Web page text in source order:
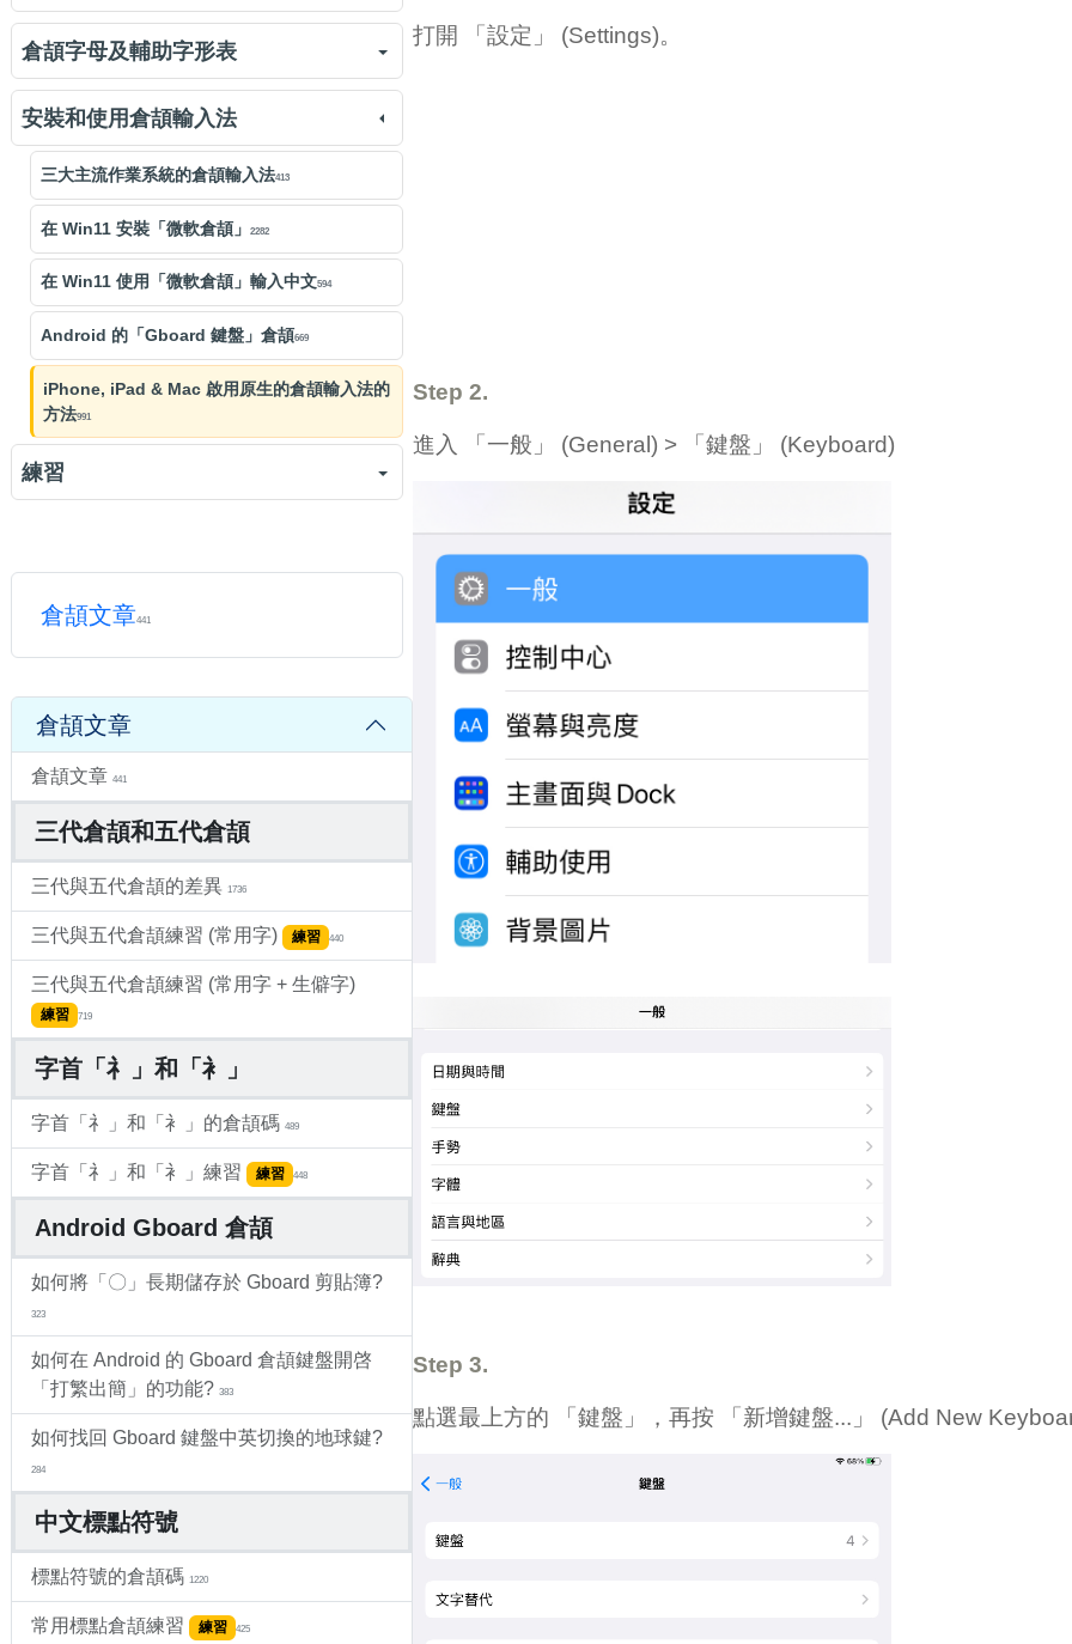
倉頡字母及輔助字形練習 練習 6991
容易錯的字首練習 練習 953
特殊字練習 練習
結語374
倉頡字母及輔助字形表
下載倉頡字母及輔助字形表
安裝和使用倉頡輸入法
三大主流作業系統的倉頡輸入法413
在 Win11 安裝「微軟倉頡」 2282
在 Win11 使用「微軟倉頡」輸入中文594
Android 的「Gboard 鍵盤」倉頡669
iPhone, iPad & Mac 啟用原生的倉頡輸入法的
方法991
練習
倉頡文章441
倉頡文章
倉頡文章 441
三代倉頡和五代倉頡
三代與五代倉頡的差異 1736
三代與五代倉頡練習 (常用字) 練習 440
三代與五代倉頡練習 (常用字 + 生僻字)
練習 719
字首「礻」和「衤」
字首「礻」和「衤」的倉頡碼 489
字首「礻」和「衤」練習 練習 448
Android Gboard 倉頡
如何將「〇」長期儲存於 Gboard 剪貼簿?
323
如何在 Android 的 Gboard 倉頡鍵盤開啓
「打繁出簡」的功能? 383
如何找回 Gboard 鍵盤中英切換的地球鍵?
284
中文標點符號
標點符號的倉頡碼 1220
常用標點倉頡練習 練習 425
打開 「設定」 (Settings)。
Step 2.
進入 「一般」 (General) > 「鍵盤」 (Keyboard)
Step 3.
點選最上方的 「鍵盤」，再按 「新增鍵盤...」 (Add New